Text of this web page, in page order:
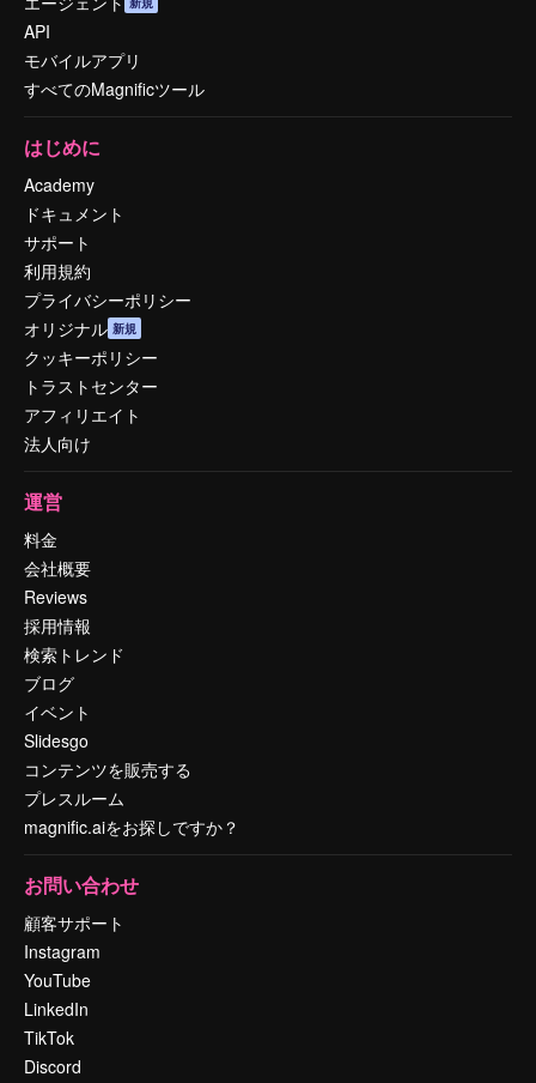
API
モバイルアプリ
すべてのMagnificツール
はじめに
Academy
ドキュメント
サポート
利用規約
プライバシーポリシー
オリジナル 新規
クッキーポリシー
トラストセンター
アフィリエイト
法人向け
運営
料金
会社概要
Reviews
採用情報
検索トレンド
ブログ
イベント
Slidesgo
コンテンツを販売する
プレスルーム
magnific.aiをお探しですか？
お問い合わせ
顧客サポート
Instagram
YouTube
LinkedIn
TikTok
Discord